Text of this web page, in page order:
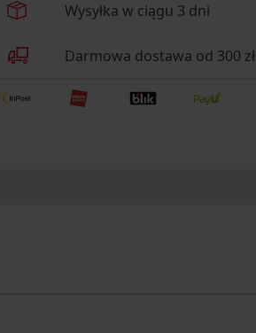
Wysyłka w ciągu 3 dni
Darmowa dostawa od 300 zł